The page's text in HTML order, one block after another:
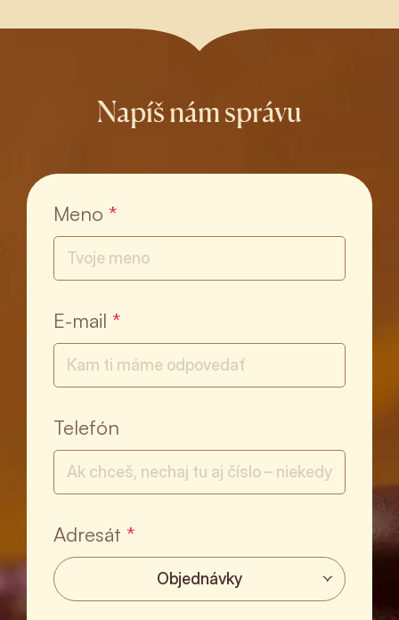
Napíš nám správu
Meno *
E-mail *
Telefón
Adresát *
Objednávky